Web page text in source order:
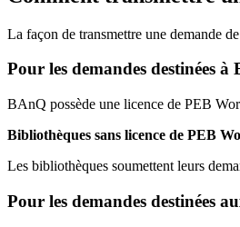
La façon de transmettre une demande
Pour les demandes destinées à
BAnQ possède une licence de PEB
Bibliothèques sans licence de PEB
Les bibliothèques soumettent leurs
Pour les demandes destinées